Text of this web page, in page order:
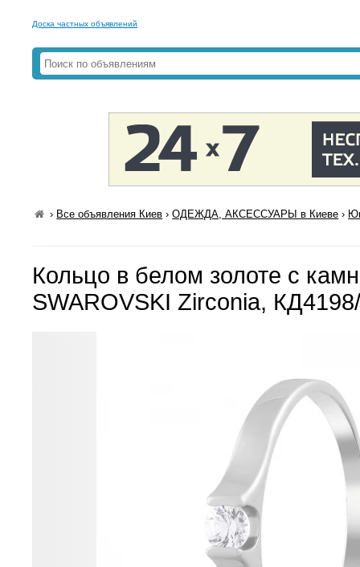
Доска частных объявлений
› Все объявления Киев ›ОДЕЖДА, АКСЕССУАРЫ в Киеве ›
Кольцо в белом золоте с
SWAROVSKI Zirconia,